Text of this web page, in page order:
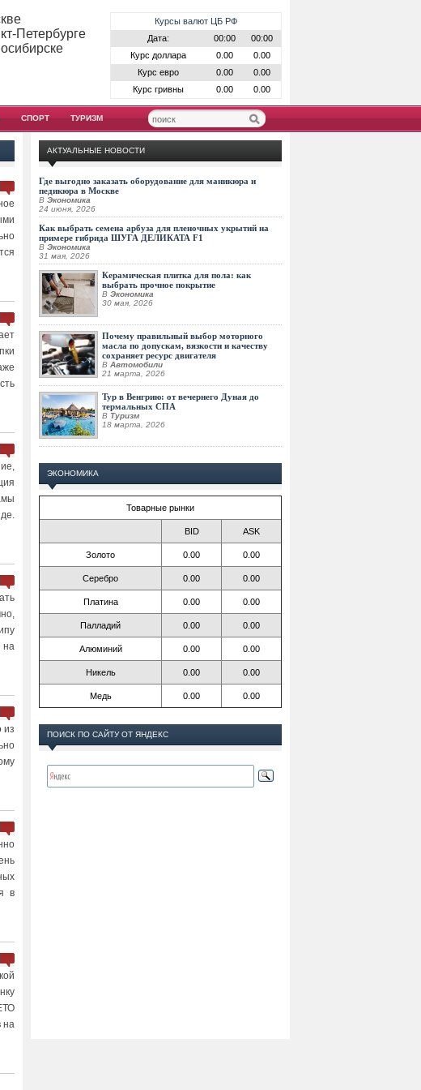
Курсы валют ЦБ РФ
Дата:
00:00
00:00
Курс доллара
0.00
0.00
Курс евро
0.00
0.00
Курс гривны
0.00 0.00
Петербурге
СПОРТ ТУРИЗМ
на
из
в
на
АКТУАЛЬНЫЕ НОВОСТИ
Где выгодно заказать оборудование для маникюра и
педикюра в Москве
В Экономика
24 июня, 2026
Как выбрать семена арбуза для пленочных укрытий на
примере гибрида ШУГА ДЕЛИКАТА F1
В Экономика
31 мая, 2026
Керамическая плитка для пола: как
выбрать прочное покрытие
В Экономика
30 мая, 2026
Почему правильный выбор моторного
масла по допускам, вязкости и качеству
сохраняет ресурс двигателя
В Автомобили
21 марта, 2026
Тур в Венгрию: от вечернего Дуная до
термальных СПА
В Туризм
18 марта, 2026
ЭКОНОМИКА
Товарные рынки
BID ASK
Золото 0.00 0.00
Серебро 0.00 0.00
Платина 0.00 0.00
Палладий 0.00 0.00
Алюминий 0.00 0.00
Никель 0.00 0.00
Медь 0.00 0.00
ПОИСК ПО САЙТУ ОТ ЯНДЕКС